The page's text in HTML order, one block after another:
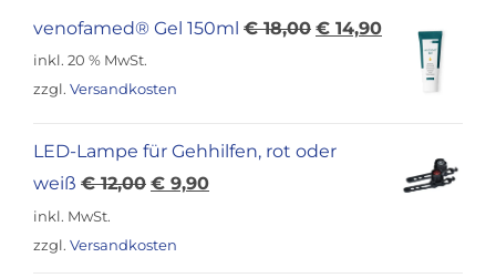
venofamed® Gel 150ml €18,00 Ursprünglicher
€ 14,90Aktueller
Preis
inkl. 20 % MwSt.
zzgl. Versandkosten
LED-Lampe für Gehhilfen, rot oder
weiß €12,00 Ursprünglicher
war:
€ 9,90Aktueller
inkl. MwSt.
zzgl. Versandkosten